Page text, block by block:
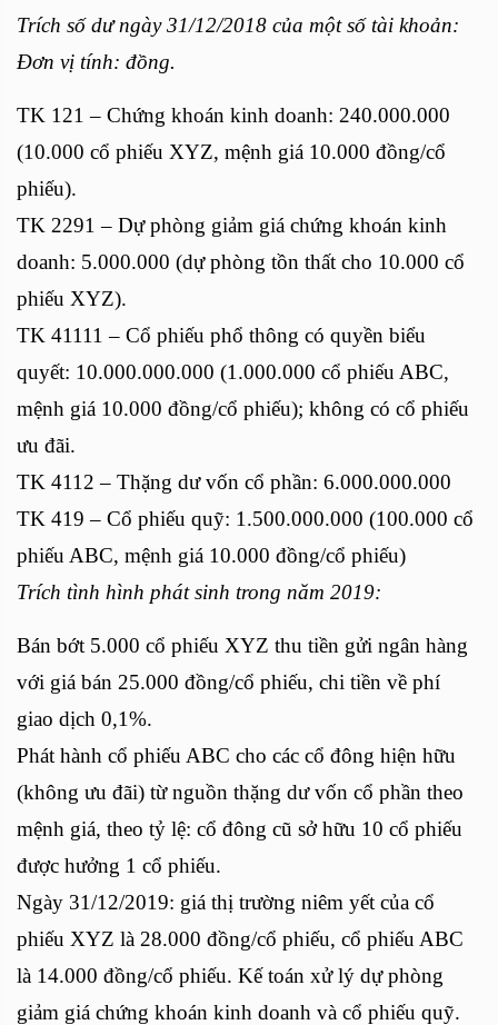
Trích số dư ngày 31/12/2018 của một số tài khoản:
Đơn vị tính: đồng.
TK 121 – Chứng khoán kinh doanh: 240.000.000
(10.000 cổ phiếu XYZ, mệnh giá 10.000 đồng/cổ
phiếu).
TK 2291 – Dự phòng giảm giá chứng khoán kinh
doanh: 5.000.000 (dự phòng tồn thất cho 10.000 cổ
phiếu XYZ).
TK 41111 – Cổ phiếu phổ thông có quyền biểu
quyết: 10.000.000.000 (1.000.000 cổ phiếu ABC,
mệnh giá 10.000 đồng/cổ phiếu); không có cổ phiếu
ưu đãi.
TK 4112 – Thặng dư vốn cổ phần: 6.000.000.000
TK 419 – Cổ phiếu quỹ: 1.500.000.000 (100.000 cổ
phiếu ABC, mệnh giá 10.000 đồng/cổ phiếu)
Trích tình hình phát sinh trong năm 2019:
Bán bớt 5.000 cổ phiếu XYZ thu tiền gửi ngân hàng
với giá bán 25.000 đồng/cổ phiếu, chi tiền về phí
giao dịch 0,1%.
Phát hành cổ phiếu ABC cho các cổ đông hiện hữu
(không ưu đãi) từ nguồn thặng dư vốn cổ phần theo
mệnh giá, theo tỷ lệ: cổ đông cũ sở hữu 10 cổ phiếu
được hưởng 1 cổ phiếu.
Ngày 31/12/2019: giá thị trường niêm yết của cổ
phiếu XYZ là 28.000 đồng/cổ phiếu, cổ phiếu ABC
là 14.000 đồng/cổ phiếu. Kế toán xử lý dự phòng
giảm giá chứng khoán kinh doanh và cổ phiếu quỹ.